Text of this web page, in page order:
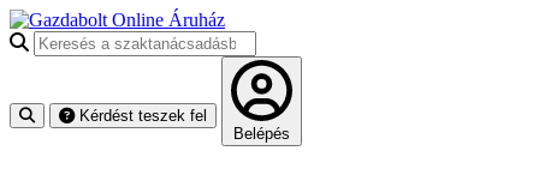
Keresés a szaktanácsadásban
Kérdést teszek fel
Belépés